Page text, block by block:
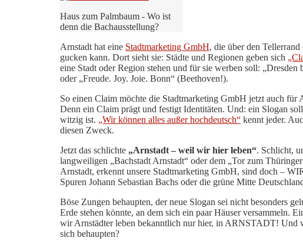
Haus zum Palmbaum - Wo ist
denn die Bachausstellung?
Arnstadt hat eine Stadtmarketing GmbH, die über den
gucken kann. Dort sieht sie: Städte und Regionen geben sich
eine Stadt oder Region stehen und für sie werben soll:
oder „Freude. Joy. Joie. Bonn“ (Beethoven!).
So einen Claim möchte die Stadtmarketing GmbH jetzt auch
Denn ein Claim prägt und festigt Identitäten. Und: ein Slogan
witzig ist. „Wir können alles außer hochdeutsch“ kennt jeder.
diesen Zweck.
Jetzt das schlichte „Arnstadt – weil wir hier leben“. Schlicht,
langweiligen „Bachstadt Arnstadt“ oder dem „Tor zum
Arnstadt, erkennt unsere Stadtmarketing GmbH, sind doch –
Spuren Johann Sebastian Bachs oder die grüne Mitte
Böse Zungen behaupten, der neue Slogan sei nicht besonders
Erde stehen könnte, an dem sich ein paar Häuser versammeln.
wir Arnstädter leben bekanntlich nur hier, in ARNSTADT! Und
sich behaupten?